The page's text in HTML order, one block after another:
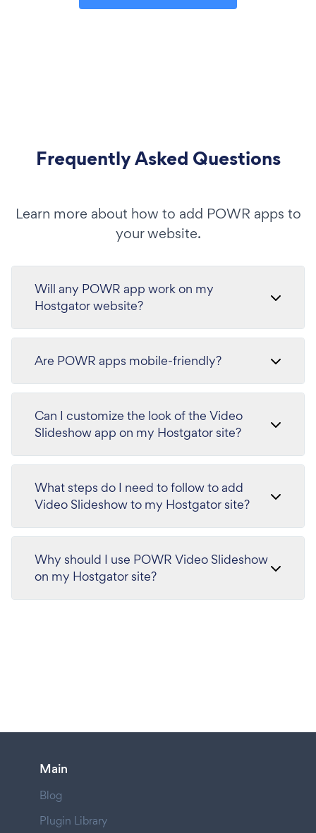
Frequently Asked Questions
Learn more about how to add POWR apps to
your website.
Will any POWR app work on my
Hostgator website?
Are POWR apps mobile-friendly?
Can I customize the look of the Video
Slideshow app on my Hostgator site?
What steps do I need to follow to add
Video Slideshow to my Hostgator site?
Why should I use POWR Video Slideshow
on my Hostgator site?
Main
Blog
Plugin Library